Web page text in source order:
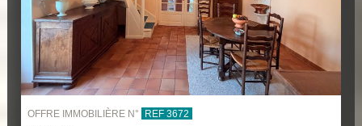
OFFRE IMMOBILIÈRE N° REF 3672